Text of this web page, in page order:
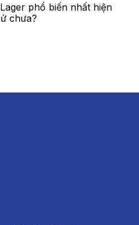
phổ biến nhất hiện
chưa?